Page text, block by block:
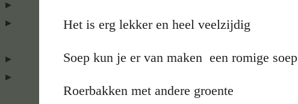
Het is erg lekker en heel veelzijdig
Soep kun je er van maken een romige soep
Roerbakken met andere groente